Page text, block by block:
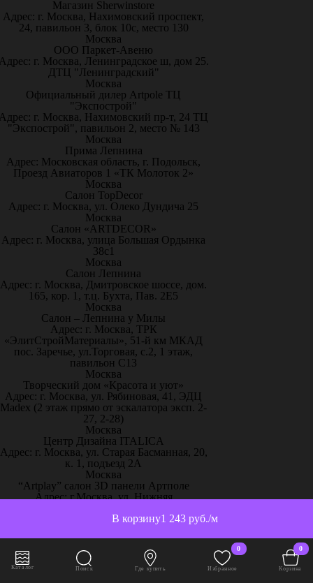
1 243 руб./м
В корзину
Магазин Sherwinstore
Адрес: г. Москва, Нахимовский проспект,
24, павильон 3, блок 10с, место 130
Москва
ООО Паркет-Авeню
г. Москва, Ленинградское ш, дом 25.
ДТЦ "Ленинградский"
Москва
Официальный дилер Artpole ТЦ
"Экспострой"
г. Москва, Нахимовский пр-т, 24 ТЦ
"Экспострой", павильон 2, место № 143
Москва
Прима Лепнина
Адрес: Московская область, г. Подольск,
Проезд Авиаторов 1 «ТК Молоток 2»
Москва
Салон TopDecor
Адрес: г. Москва, ул. Олеко Дундича 25
Москва
Салон «ARTDECOR»
Адрес: г. Москва, улица Большая Ордынка
38с1
Москва
Салон Лепнина
Адрес: г. Москва, Дмитровское шоссе, дом.
165, кор. 1, т.ц. Бухта, Пав. 2Е5
Москва
Салон – Лепнина у Милы
Адрес: г. Москва, ТРК
«ЭлитСтройМатериалы», 51-й км МКАД
пос. Заречье, ул.Торговая, с.2, 1 этаж,
павильон С13
Москва
Творческий дом «Красота и уют»
Адрес: г. Москва, ул. Рябиновая, 41, ЭДЦ
Madex (2 этаж прямо от эскалатора эксп. 2-
27, 2-28)
Москва
Центр Дизайна ITALICA
Адрес: г. Москва, ул. Старая Басманная, 20,
к. 1, подъезд 2А
Москва
“Artplay” салон 3D панели Артполе
Адрес: г.Москва, ул. Нижняя
Москва
Адрес: г. Москва, 65 км МКАД, дом
выставочный 18/11
Москва
“Декор-Интерьер” ТЦ «Family Room»
Каталог Поиск Где купить
0
Избранное
0
Корзина